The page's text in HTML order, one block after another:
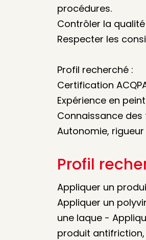
procédures.
Contrôler la
Respecter les
Profil recherché :
Certification
Expérience en
Connaissance
Autonomie,
Profil
Appliquer un
Appliquer un
une laque -
produit